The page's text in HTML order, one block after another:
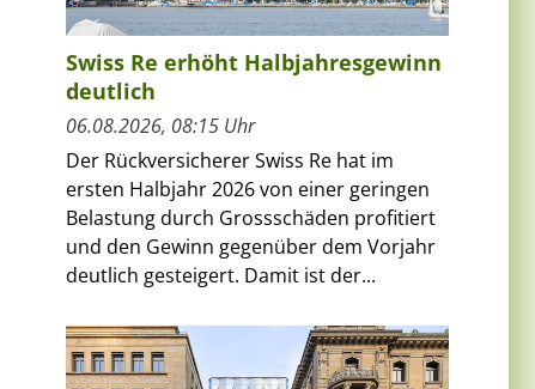
Swiss Re erhöht Halbjahresgewinn
deutlich
06.08.2026, 08:15 Uhr
Der Rückversicherer Swiss Re hat im
ersten Halbjahr 2026 von einer geringen
Belastung durch Grossschäden profitiert
und den Gewinn gegenüber dem Vorjahr
deutlich gesteigert. Damit ist der...